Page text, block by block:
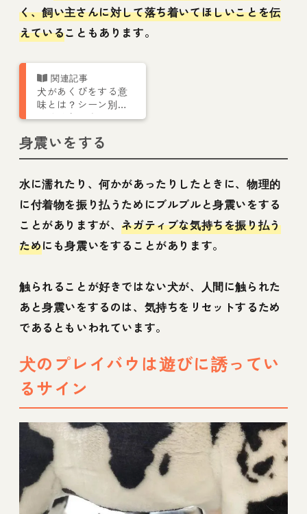
く、飼い主さんに対して落ち着いてほしいことを伝
えていることもあります。
犬があくびをする意
味とは？シーン別の
見分け方や病気の可
身震いをする
水に濡れたり、何かがあったりしたときに、物理的
に付着物を振り払うためにブルブルと身震いをする
ことがありますが、ネガティブな気持ちを振り払う
ためにも身震いをすることがあります。
触られることが好きではない犬が、人間に触られた
あと身震いをするのは、気持ちをリセットするため
であるともいわれています。
犬のプレイバウは遊びに誘ってい
るサイン